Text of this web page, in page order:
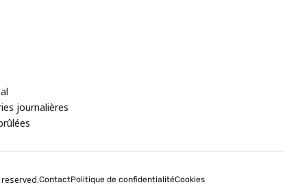
journalières
ContactPolitique de confidentialitéCookies